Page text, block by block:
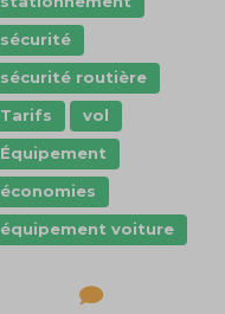
sécurité
sécurité routière
Tarifs
vol
Équipement
économies
équipement voiture